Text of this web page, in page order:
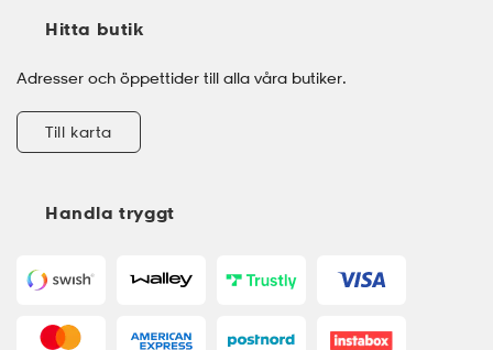
Handla tryggt
Hitta butik
Adresser och öppettider till alla våra butiker.
Till karta